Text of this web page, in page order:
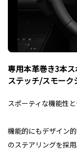
専用本革巻き3本
ステッチ/スモーク
スポーティな機能性と
機能的にもデザイン
のステアリングを採用